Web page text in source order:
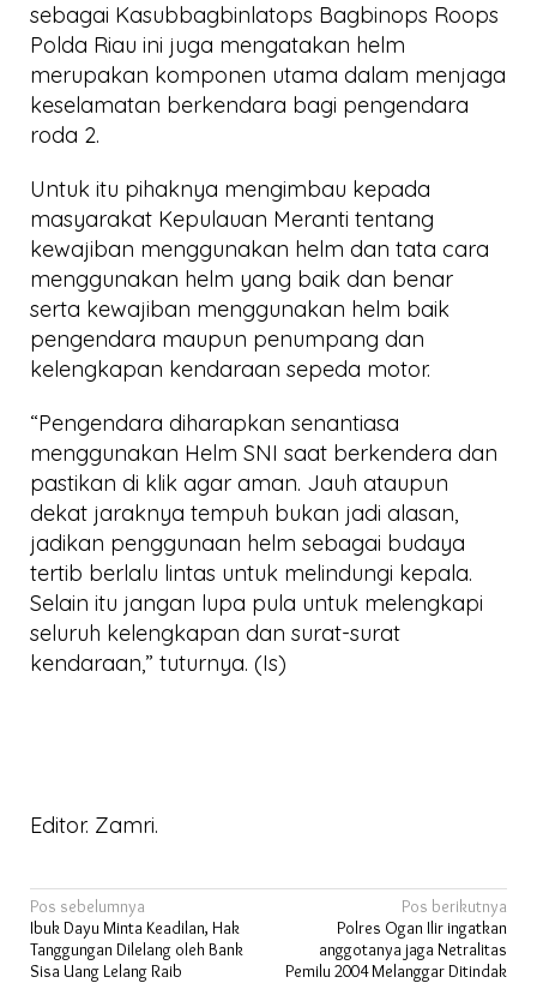
sebagai Kasubbagbinlatops Bagbinops Roops
Polda Riau ini juga mengatakan helm
merupakan komponen utama dalam menjaga
keselamatan berkendara bagi pengendara
roda 2.
Untuk itu pihaknya mengimbau kepada
masyarakat Kepulauan Meranti tentang
kewajiban menggunakan helm dan tata cara
menggunakan helm yang baik dan benar
serta kewajiban menggunakan helm baik
pengendara maupun penumpang dan
kelengkapan kendaraan sepeda motor.
“Pengendara diharapkan senantiasa
menggunakan Helm SNI saat berkendera dan
pastikan di klik agar aman. Jauh ataupun
dekat jaraknya tempuh bukan jadi alasan,
jadikan penggunaan helm sebagai budaya
tertib berlalu lintas untuk melindungi kepala.
Selain itu jangan lupa pula untuk melengkapi
seluruh kelengkapan dan surat-surat
kendaraan,” tuturnya. (Is)
Editor. Zamri.
Navigasi
pos
Pos sebelumnya
Ibuk Dayu Minta Keadilan, Hak
Tanggungan Dilelang oleh Bank
Sisa Uang Lelang Raib
Pos berikutnya
Polres Ogan Ilir ingatkan
anggotanya jaga Netralitas
Pemilu 2004 Melanggar Ditindak